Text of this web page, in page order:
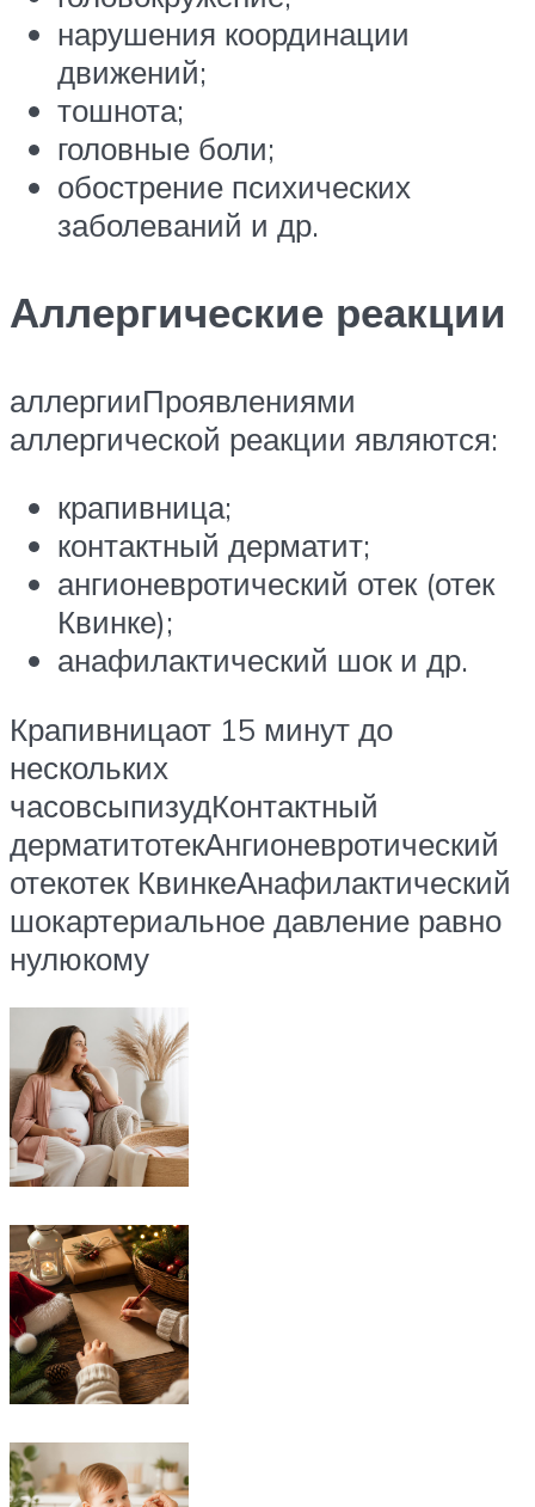
нарушения координации
движений;
тошнота;
головные боли;
обострение психических
заболеваний и др.
Аллергические реакции
аллергииПроявлениями
аллергической реакции являются:
крапивница;
контактный дерматит;
ангионевротический отек (отек
Квинке);
анафилактический шок и др.
Крапивницаот 15 минут до
нескольких
часовсыпизудКонтактный
дерматитотекАнгионевротический
отекотек КвинкеАнафилактический
шокартериальное давление равно
нулюкому